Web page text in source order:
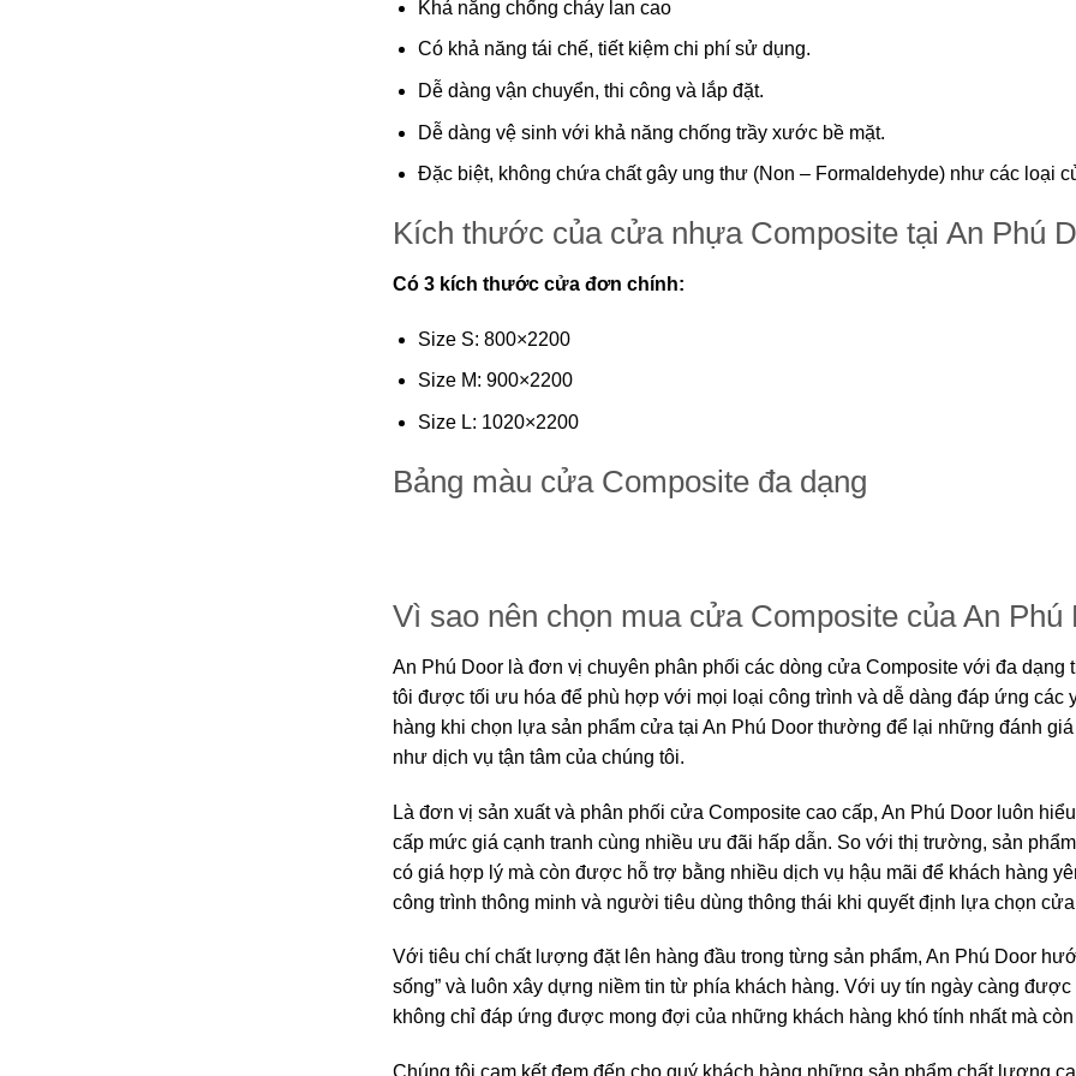
Khả năng chống cháy lan cao
Có khả năng tái chế, tiết kiệm chi phí sử dụng.
Dễ dàng vận chuyển, thi công và lắp đặt.
Dễ dàng vệ sinh với khả năng chống trầy xước bề mặt.
Đặc biệt, không chứa chất gây ung thư (Non – Formaldehyde) như các loại
Kích thước của cửa nhựa Composite tại An Phú
Có 3 kích thước cửa đơn chính:
Size S: 800×2200
Size M: 900×2200
Size L: 1020×2200
Bảng màu cửa Composite đa dạng
Vì sao nên chọn mua cửa Composite của An Phú
An Phú Door là đơn vị chuyên phân phối các dòng cửa Composite với đa dạng
tôi được tối ưu hóa để phù hợp với mọi loại công trình và dễ dàng đáp ứng các
hàng khi chọn lựa sản phẩm cửa tại An Phú Door thường để lại những đánh
như dịch vụ tận tâm của chúng tôi.
Là đơn vị sản xuất và phân phối cửa Composite cao cấp, An Phú Door luôn
cấp mức giá cạnh tranh cùng nhiều ưu đãi hấp dẫn. So với thị trường, sản
có giá hợp lý mà còn được hỗ trợ bằng nhiều dịch vụ hậu mãi để khách hàng
công trình thông minh và người tiêu dùng thông thái khi quyết định lựa chọn
Với tiêu chí chất lượng đặt lên hàng đầu trong từng sản phẩm, An Phú Door
sống” và luôn xây dựng niềm tin từ phía khách hàng. Với uy tín ngày càng
không chỉ đáp ứng được mong đợi của những khách hàng khó tính nhất mà